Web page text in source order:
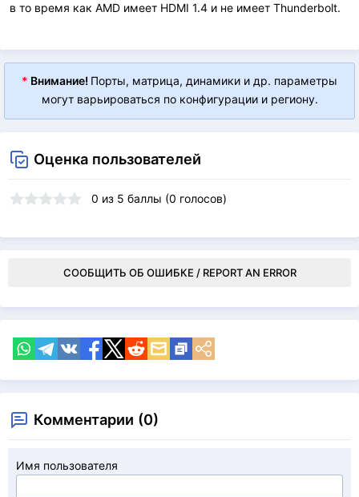
в то время как AMD имеет HDMI 1.4 и не имеет Thunderbolt.
* Внимание! Порты, матрица, динамики и др. параметры
могут варьироваться по конфигурации и региону.
Оценка пользователей
0 из 5 баллы (0 голосов)
СООБЩИТЬ ОБ ОШИБКЕ / REPORT AN ERROR
Комментарии (0)
Имя пользователя